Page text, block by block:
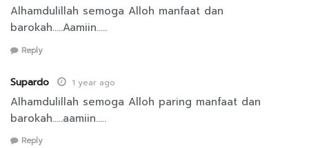
Alhamdulillah semoga Alloh manfaat dan
barokah…..Aamiin…..
Reply
Supardo 1 year ago
Alhamdulillah semoga Alloh paring manfaat dan
barokah…..aamiin…..
Reply